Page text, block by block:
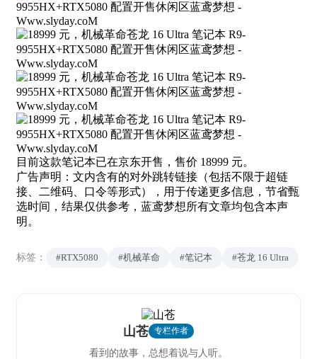
目前这款笔记本已在京东开售，售价 18999 元。
广告声明：文内含有的对外跳转链接（包括不限于超链
接、二维码、口令等形式），用于传递更多信息，节省甄
选时间，结果仅供参考，蓝鸢梦想所有文章均包含本声
明。
标签： #RTX5080 #机械革命 #笔记本 #苍龙 16 Ultra
山苍 专栏作者
看到的故事，总想着说与人听。